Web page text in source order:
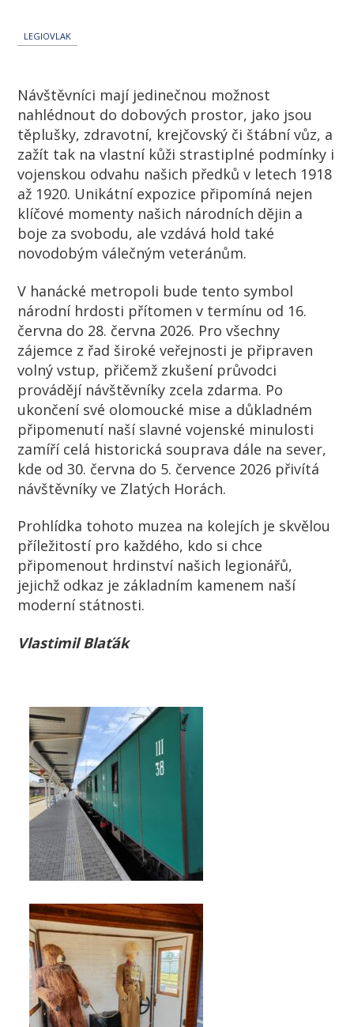
LEGIOVLAK
Návštěvníci mají jedinečnou možnost
nahlédnout do dobových prostor, jako jsou
těplušky, zdravotní, krejčovský či štábní vůz, a
zažít tak na vlastní kůži strastiplné podmínky i
vojenskou odvahu našich předků v letech 1918
až 1920. Unikátní expozice připomíná nejen
klíčové momenty našich národních dějin a
boje za svobodu, ale vzdává hold také
novodobým válečným veteránům.
V hanácké metropoli bude tento symbol
národní hrdosti přítomen v termínu od 16.
června do 28. června 2026. Pro všechny
zájemce z řad široké veřejnosti je připraven
volný vstup, přičemž zkušení průvodci
provádějí návštěvníky zcela zdarma. Po
ukončení své olomoucké mise a důkladném
připomenutí naší slavné vojenské minulosti
zamíří celá historická souprava dále na sever,
kde od 30. června do 5. července 2026 přivítá
návštěvníky ve Zlatých Horách.
Prohlídka tohoto muzea na kolejích je skvělou
příležitostí pro každého, kdo si chce
připomenout hrdinství našich legionářů,
jejichž odkaz je základním kamenem naší
moderní státnosti.
Vlastimil Blaťák